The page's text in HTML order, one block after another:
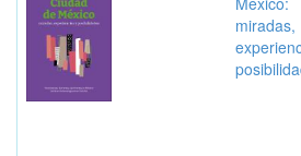
miradas,